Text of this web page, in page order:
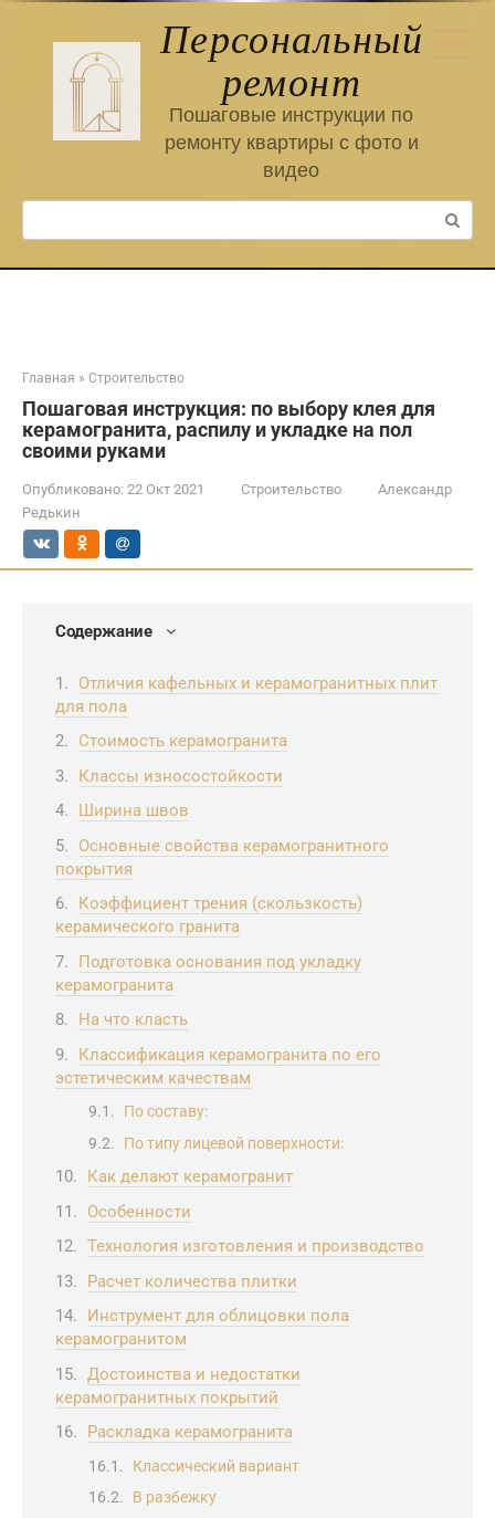
Персональный
ремонт
Пошаговые инструкции по
ремонту квартиры с фото и
видео
Поиск:
Главная » Строительство
Пошаговая инструкция: по выбору клея для
керамогранита, распилу и укладке на пол
своими руками
Опубликовано: 22 Окт 2021 Строительство
Александр
Редькин
Содержание
Отличия кафельных и керамогранитных плит
для пола
Стоимость керамогранита
Классы износостойкости
Ширина швов
Основные свойства керамогранитного
покрытия
Коэффициент трения (скользкость)
керамического гранита
Подготовка основания под укладку
керамогранита
На что класть
Классификация керамогранита по его
эстетическим качествам
По составу:
По типу лицевой поверхности:
Как делают керамогранит
Особенности
Технология изготовления и производство
Расчет количества плитки
Инструмент для облицовки пола
керамогранитом
Достоинства и недостатки
керамогранитных покрытий
Раскладка керамогранита
Классический вариант
В разбежку